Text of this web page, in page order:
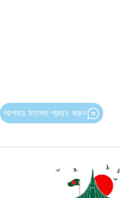
আপনার মতামত প্রদান করুন